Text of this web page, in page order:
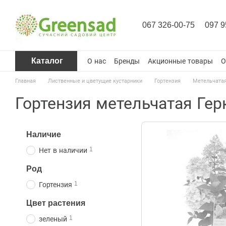
067 326-00-75 097
Каталог О нас Бренды Акционные товары
Главная Лиственные и цветущие кустарники Гортензия
Гортензия метельчатая
Наличие
Нет в наличии 1
Род
Гортензия 1
Цвет растения
зеленый 1